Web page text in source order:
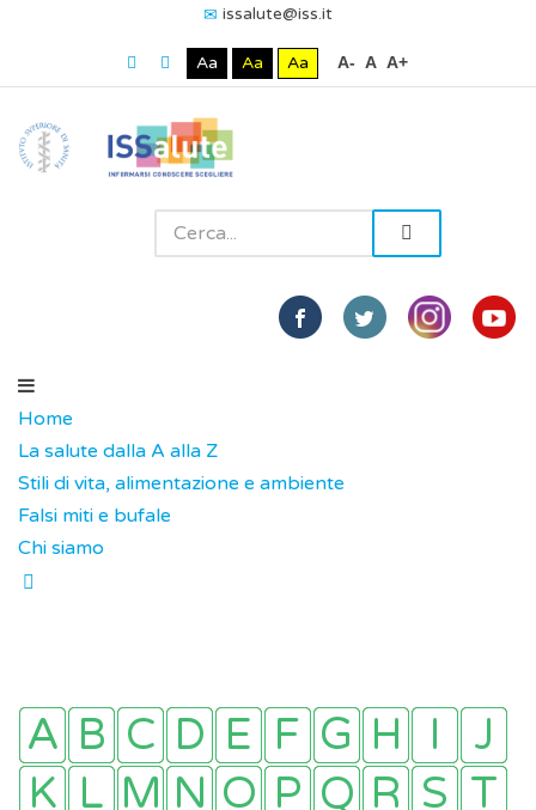
issalute@iss.it
Aa Aa Aa A- A A+
Home
La salute dalla A alla Z
Stili di vita, alimentazione e ambiente
Falsi miti e bufale
Chi siamo